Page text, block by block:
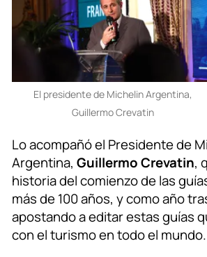
El presidente de Michelin Argentina,
Guillermo Crevatin
Lo acompañó el Presidente de
Argentina, Guillermo Crevatin,
historia del comienzo de las
más de 100 años, y como año
apostando a editar estas guías
con el turismo en todo el mundo.